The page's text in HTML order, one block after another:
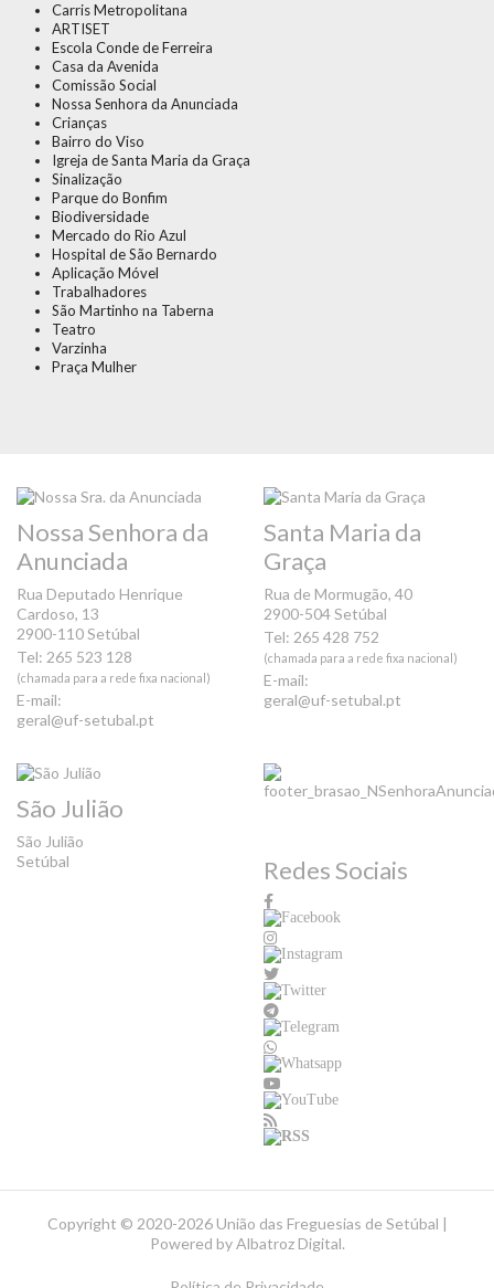
Carris Metropolitana
ARTISET
Escola Conde de Ferreira
Casa da Avenida
Comissão Social
Nossa Senhora da Anunciada
Crianças
Bairro do Viso
Igreja de Santa Maria da Graça
Sinalização
Parque do Bonfim
Biodiversidade
Mercado do Rio Azul
Hospital de São Bernardo
Aplicação Móvel
Trabalhadores
São Martinho na Taberna
Teatro
Varzinha
Praça Mulher
Nossa Senhora da
Anunciada
Rua Deputado Henrique
Cardoso, 13
2900-110 Setúbal
Tel: 265 523 128
(chamada para a rede fixa nacional)
E-mail:
geral@uf-setubal.pt
Santa Maria da
Graça
Rua de Mormugão, 40
2900-504 Setúbal
Tel: 265 428 752
(chamada para a rede fixa nacional)
E-mail:
geral@uf-setubal.pt
São Julião
São Julião
Setúbal
Redes Sociais
Copyright © 2020-2026 União das Freguesias de Setúbal |
Powered byAlbatroz Digital.